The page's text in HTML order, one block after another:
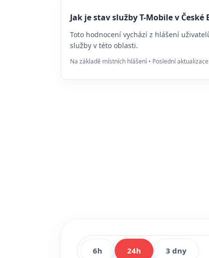
Jak je stav služby T-Mobile v
Toto hodnocení vychází z hlášení
služby v této oblasti.
Na základě místních hlášení • Poslední
6h 24h 3 dny